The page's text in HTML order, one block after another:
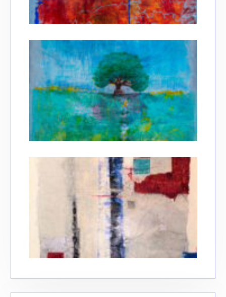
Prénom
Statut / Organisation
J'accepte lestermes et conditions
* Champ obligatoire